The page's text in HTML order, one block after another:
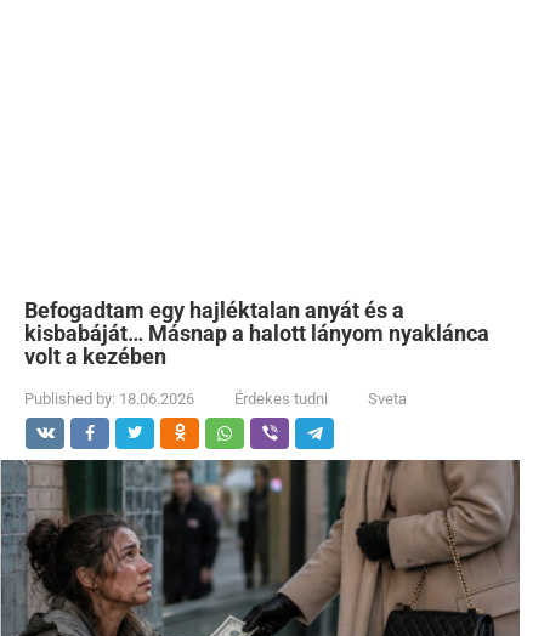
Befogadtam egy hajléktalan anyát és a
kisbabáját… Másnap a halott lányom nyaklánca
volt a kezében
Published by: 18.06.2026 Érdekes tudni Sveta